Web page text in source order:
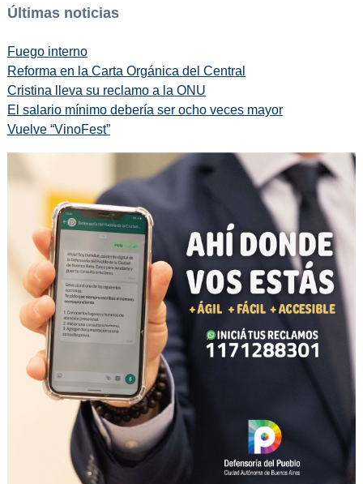
Últimas noticias
Fuego interno
Reforma en la Carta Orgánica del Central
Cristina lleva su reclamo a la ONU
El salario mínimo debería ser ocho veces mayor
Vuelve “VinoFest”